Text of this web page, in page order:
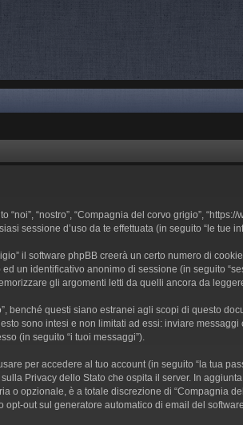
“nostro”, “Compagnia del corvo grigio”, “https://
sessione d’uso da te effettuata (in seguito “le tue
il software phpBB creerà un certo numero di
un identificativo anonimo di sessione (in seguito
gli argomenti letti da quelli ancora da
questi siano estranei agli scopi di questo
sono intesi e non limitati ad essi: inviare messaggi
(in seguito “i tuoi messaggi”).
per accedere al tuo account (in seguito “la tua
Privacy dello Stato che ospita il server. In
opzionale, è a totale discrezione di “Compagnia
out sul generatore automatico di email del